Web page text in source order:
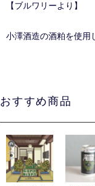
【ブルワリーより】
小澤酒造の酒粕を使用
おすすめ商品